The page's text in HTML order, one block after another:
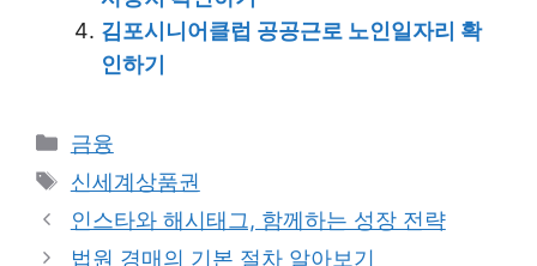
김포시니어클럽 공공근로 노인일자리 확
인하기
Categories
금융
Tags
신세계상품권
인스타와 해시태그, 함께하는 성장 전략
법원 경매의 기본 절차 알아보기